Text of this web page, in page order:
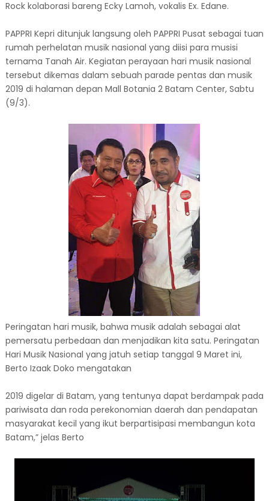
Rock kolaborasi bareng Ecky Lamoh, vokalis Ex. Edane.
PAPPRI Kepri ditunjuk langsung oleh PAPPRI Pusat sebagai tuan
rumah perhelatan musik nasional yang diisi para musisi
ternama Tanah Air. Kegiatan perayaan hari musik nasional
tersebut dikemas dalam sebuah parade pentas dan musik
2019 di halaman depan Mall Botania 2 Batam Center, Sabtu
(9/3).
Peringatan hari musik, bahwa musik adalah sebagai alat
pemersatu perbedaan dan menjadikan kita satu. Peringatan
Hari Musik Nasional yang jatuh setiap tanggal 9 Maret ini,
Berto Izaak Doko mengatakan
2019 digelar di Batam, yang tentunya dapat berdampak pada
pariwisata dan roda perekonomian daerah dan pendapatan
masyarakat kecil yang ikut berpartisipasi membangun kota
Batam,” jelas Berto